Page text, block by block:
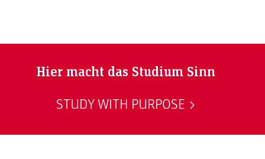
Hier macht das Studium Sinn
STUDY WITH PURPOSE